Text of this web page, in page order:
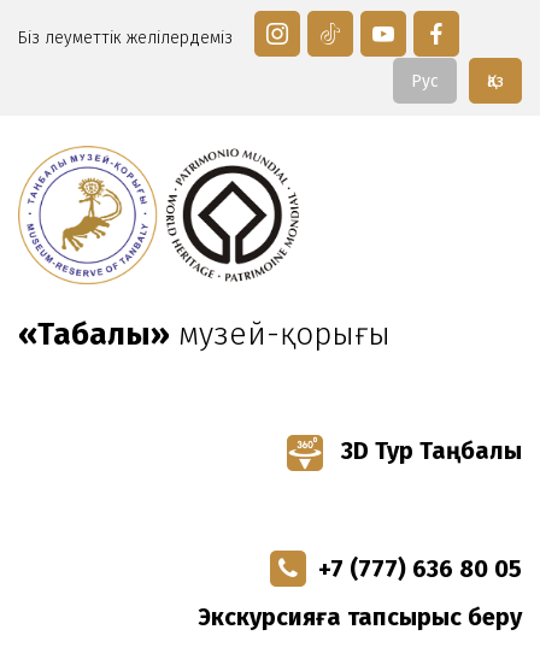
Біз әлеуметтік желілердеміз
Қаз
Рус
«Таңбалы» музей-қорығы
3D Тур Таңбалы
+7 (777) 636 80 05
Экскурсияға тапсырыс беру